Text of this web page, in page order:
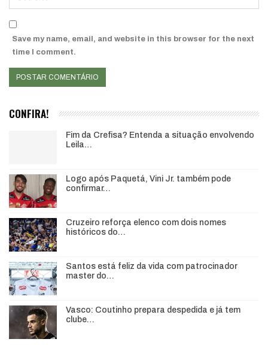
Save my name, email, and website in this browser for the next
time I comment.
CONFIRA!
Fim da Crefisa? Entenda a situação envolvendo
Leila…
Logo após Paquetá, Vini Jr. também pode
confirmar…
Cruzeiro reforça elenco com dois nomes
históricos do…
Santos está feliz da vida com patrocinador
master do…
Vasco: Coutinho prepara despedida e já tem
clube…